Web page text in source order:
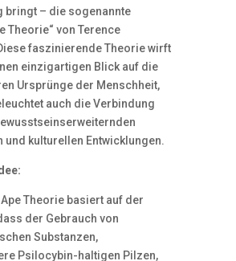
bringt – die sogenannte
Theorie“ von Terence
faszinierende Theorie wirft
einzigartigen Blick auf die
Ursprünge der Menschheit,
auch die Verbindung
und kulturellen Entwicklungen.
Theorie basiert auf der
der Gebrauch von
Substanzen,
Psilocybin-haltigen Pilzen,